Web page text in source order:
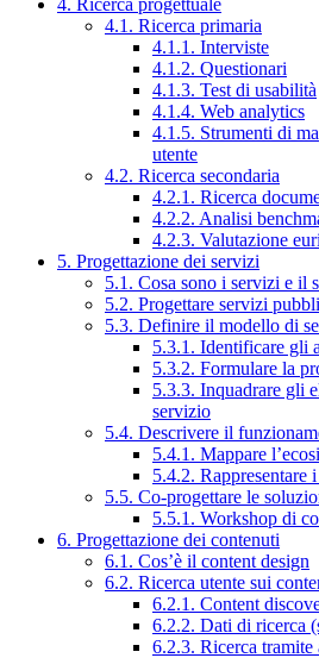
4. Ricerca progettuale
4.1. Ricerca primaria
4.1.1. Interviste
4.1.2. Questionari
4.1.3. Test di usabilità
4.1.4. Web analytics
4.1.5. Strumenti di
utente
4.2. Ricerca secondaria
4.2.1. Ricerca
4.2.2. Analisi
4.2.3. Valutazione
5. Progettazione dei servizi
5.1. Cosa sono i servizi e il
5.2. Progettare servizi
5.3. Definire il modello di
5.3.1. Identificare gli
5.3.2. Formulare la
5.3.3. Inquadrare gli
servizio
5.4. Descrivere il
5.4.1. Mappare
5.4.2. Rappresentare
5.5. Co-progettare le
5.5.1. Workshop di
6. Progettazione dei contenuti
6.1. Cos’è il content design
6.2. Ricerca utente sui
6.2.1. Content
6.2.2. Dati di ricerca
6.2.3. Ricerca tramite